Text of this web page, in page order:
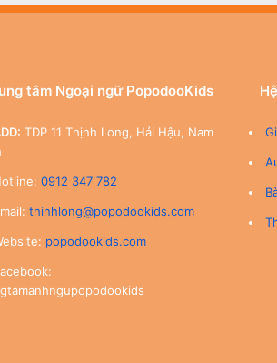
tâm Ngoại ngữ PopodooKids
TDP 11 Thịnh Long, Hải Hậu, Nam
0912 347 782
thinhlong@popodookids.com
popodookids.com